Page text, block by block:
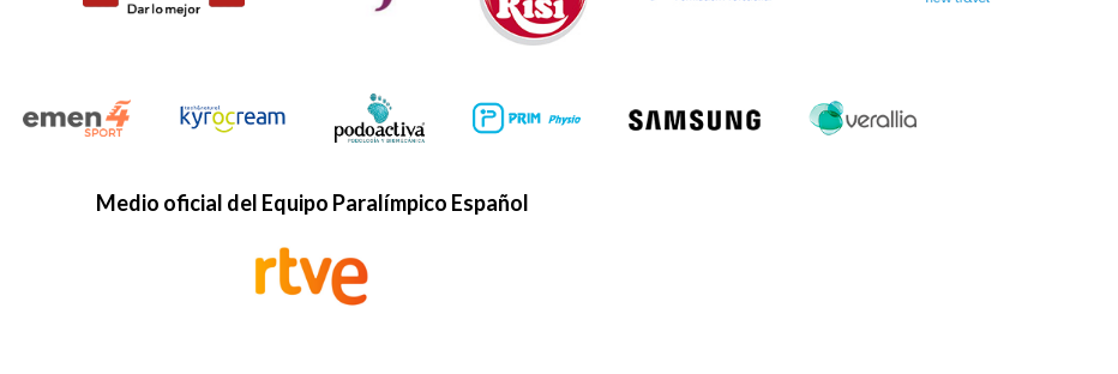
Medio oficial del Equipo Paralímpico Español